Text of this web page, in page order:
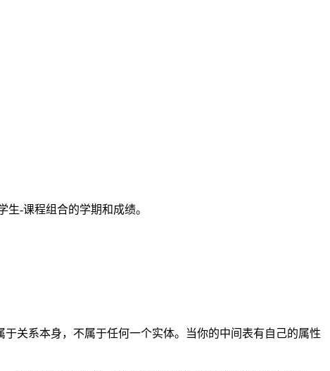
生-课程组合的学期和成绩。
关系本身，不属于任何一个实体。当你的中间表有自己的属性